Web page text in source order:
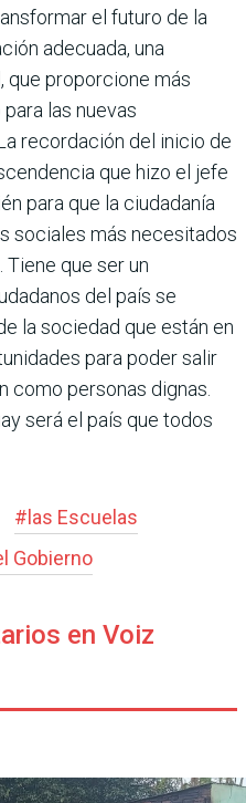
el futuro de la
adecuada, una
que proporcione más
las nuevas
recorda­ción del inicio de
que hizo el jefe
para que la ciudadanía
sociales más necesitados
que ser un
del país se
la sociedad que están en
para poder salir
como personas dignas.
será el país que todos
# las Escuelas
Gobierno
en Voiz